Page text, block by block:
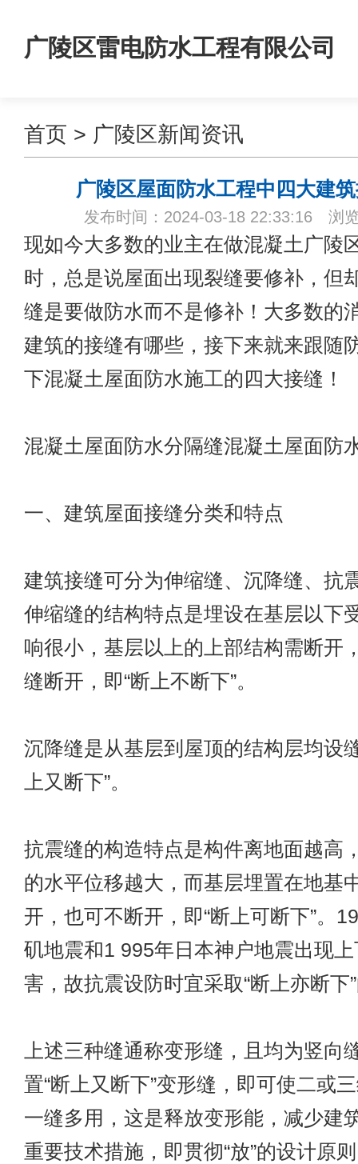
广陵区雷电防水工程有限公司
首页 > 广陵区新闻资讯
广陵区屋面防水工程中四大建
发布时间：2024-03-18 22:33:16 浏
现如今大多数的业主在做混凝土 广陵
时，总是说屋面出现裂缝要修补，但
缝是要做防水而不是修补！大多数的
建筑的接缝有哪些，接下来就来跟随
下混凝土屋面防水施工的四大接缝！
混凝土屋面防水分隔缝混凝土屋面防
一、建筑屋面接缝分类和特点
建筑接缝可分为伸缩缝、沉降缝、抗
伸缩缝的结构特点是埋设在基层以下
响很小，基层以上的上部结构需断开
缝断开，即“断上不断下”。
沉降缝是从基层到屋顶的结构层均设
上又断下”。
抗震缝的构造特点是构件离地面越高
的水平位移越大，而基层埋置在地基
开，也可不断开，即“断上可断下”。
矶地震和1 995年日本神户地震出现
害，故抗震设防时宜采取“断上亦断下
上述三种缝通称变形缝，且均为竖向
置“断上又断下”变形缝，即可使二或
一缝多用，这是释放变形能，减少建
重要技术措施，即贯彻“放”的设计原